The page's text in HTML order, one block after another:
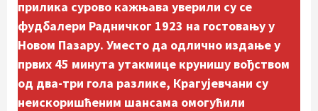
прилика сурово кажњава уверили су се
фудбалери Радничког 1923 на гостовању у
Новом Пазару. Уместо да одлично издање у
првих 45 минута утакмице крунишу вођством
од два-три гола разлике, Крагујевчани су
неискоришћеним шансама омогућили